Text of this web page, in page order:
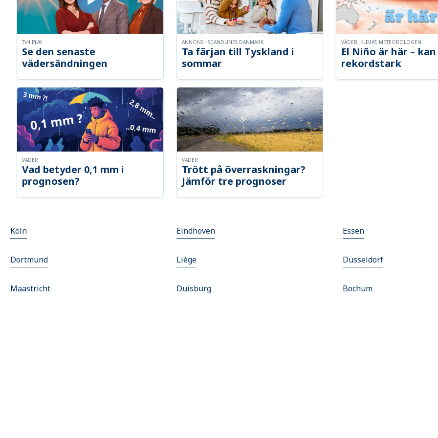
Se den senaste
vädersändningen
TV4 PLAY
Ta färjan till Tyskland i
sommar
ANNONS - SCANDLINES DANMARK
El Niño är här –
rekordstark
VÄDER, KLIMAT, METEOROLOGEN
Vad betyder 0,1 mm i
prognosen?
VÄDER
Trött på överraskningar?
Jämför tre prognoser
VÄDER
Köln Eindhoven Essen
Dortmund Liège Düsseldorf
Maastricht Duisburg Bochum